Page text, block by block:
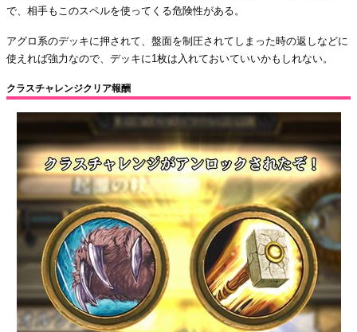
で、相手もこのスペルを使ってくる危険性がある。
アグロ系のデッキに押されて、盤面を制圧されてしまった時の返しなどに
使えれば強力なので、デッキに1枚は入れておいていいかもしれない。
クラスチャレンジクリア報酬